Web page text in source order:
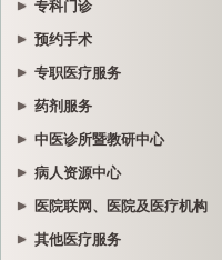
专科门诊
预约手术
专职医疗服务
药剂服务
中医诊所暨教研中心
病人资源中心
医院联网、医院及医疗机构
其他医疗服务